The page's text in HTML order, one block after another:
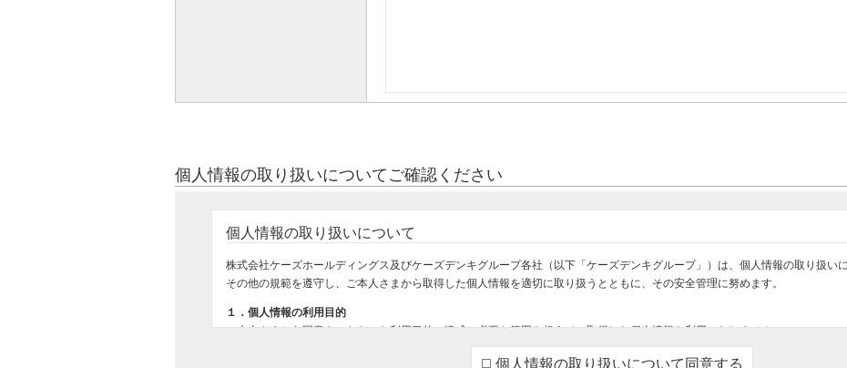
個人情報の取り扱いについてご確認ください
個人情報の取り扱いについて
株式会社ケーズホールディングス及びケーズデンキグループ各社（以下「ケーズデンキグループ」）は、個人情報の取り扱い
その他の規範を遵守し、ご本人さまから取得した個人情報を適切に取り扱うとともに、その安全管理に努めます。
１．個人情報の利用目的
ご本人さまから同意をいただいた利用目的の達成に必要な範囲を超えて、取得した個人情報を利用いたしません。
ご購入いただいた商品のお届け・設置・設定をさせていただくため
個人情報の取り扱いについて同意する